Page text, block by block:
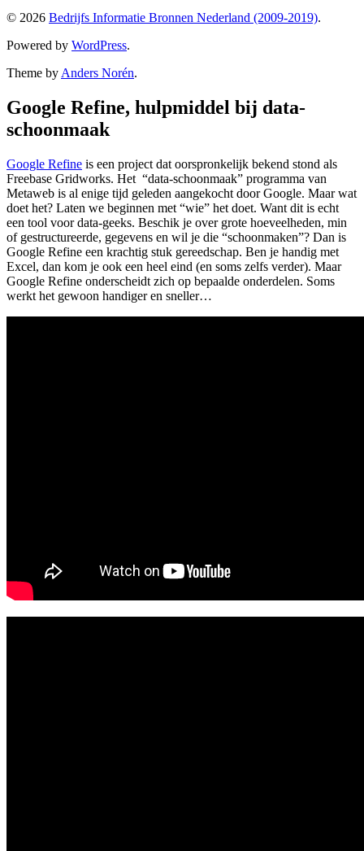
© 2026 Bedrijfs Informatie Bronnen Nederland (2009-2019).
Powered by WordPress.
Theme by Anders Norén.
Google Refine, hulpmiddel bij data-
schoonmaak
Google Refine is een project dat oorspronkelijk bekend stond als
Freebase Gridworks. Het “data-schoonmaak” programma van
Metaweb is al enige tijd geleden aangekocht door Google. Maar wat
doet het? Laten we beginnen met “wie” het doet. Want dit is echt
een tool voor data-geeks. Beschik je over grote hoeveelheden, min
of gestructureerde, gegevens en wil je die “schoonmaken”? Dan is
Google Refine een krachtig stuk gereedschap. Ben je handig met
Excel, dan kom je ook een heel eind (en soms zelfs verder). Maar
Google Refine onderscheidt zich op bepaalde onderdelen. Soms
werkt het gewoon handiger en sneller…